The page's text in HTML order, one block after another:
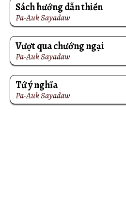
Sách hướng dẫn thiền
Pa-Auk Sayadaw
Vượt qua chướng ngại
Pa-Auk Sayadaw
Tứ ý nghĩa
Pa-Auk Sayadaw